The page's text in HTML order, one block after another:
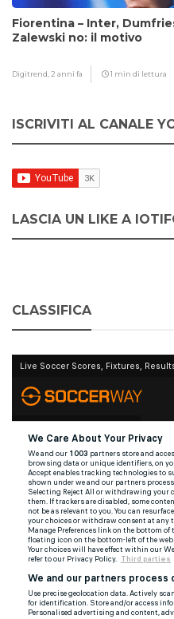
Fiorentina – Inter,
Zalewski no: il motivo
Digitrend, 2 anni fa 1 min di lettura
ISCRIVITI AL CANALE
LASCIA UN LIKE A
CLASSIFICA